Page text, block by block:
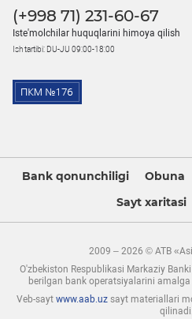
(+998 71) 231-60-67
Iste'molchilar huquqlarini himoya qilish
Ish tartibi: DU-JU 09:00-18:00
Bank qonunchiligi Obuna
Sayt xaritasi
2009 – 2026 © ATB
O'zbekiston Respublikasi Markaziy
berilgan bank operatsiyalarini
Veb-sayt www.aab.uz sayt materiallari
qilinadi.